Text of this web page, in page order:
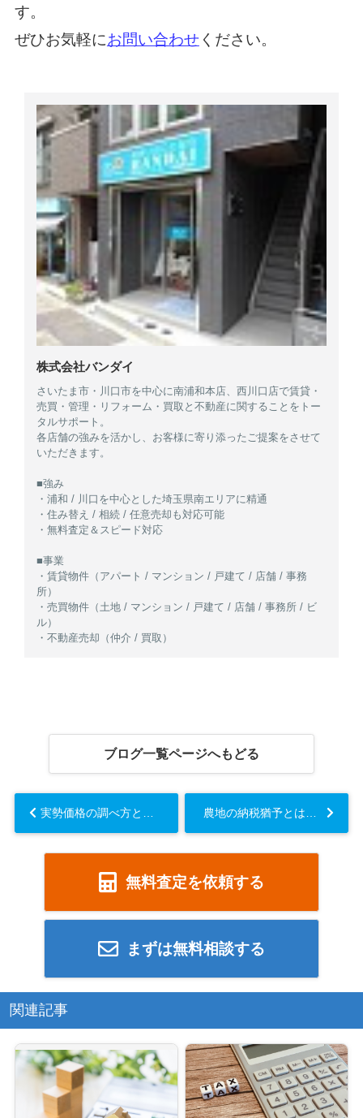
す。
ぜひお気軽にお問い合わせ ください。
株式会社バンダイ
さいたま市・川口市を中心に南浦和本店、西川口店で賃貸・
売買・管理・リフォーム・買取と不動産に関することをトー
タルサポート。
各店舗の強みを活かし、お客様に寄り添ったご提案をさせて
いただきます。
■強み
・浦和 / 川口を中心とした埼玉県南エリアに精通
・住み替え / 相続 / 任意売却も対応可能
・無料査定＆スピード対応
■事業
・賃貸物件（アパート / マンション / 戸建て / 店舗 / 事務
所）
・売買物件（土地 / マンション / 戸建て / 店舗 / 事務所 / ビ
ル）
・不動産売却（仲介 / 買取）
ブログ一覧ページへもどる
無料査定を依頼する
まずは無料相談する
関連記事